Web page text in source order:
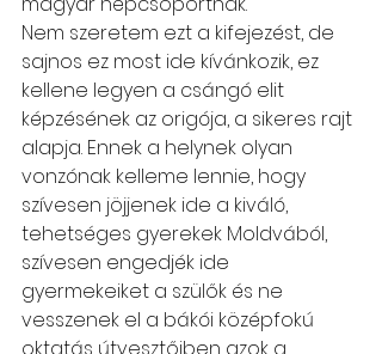
Nem szeretem ezt a kifejezést, de
sajnos ez most ide kívánkozik, ez
kellene legyen a csángó elit
képzésének az origója, a sikeres rajt
alapja. Ennek a helynek olyan
vonzónak kelleme lennie, hogy
szívesen jöjjenek ide a kiváló,
tehetséges gyerekek Moldvából,
szívesen engedjék ide
gyermekeiket a szülők és ne
vesszenek el a bákói középfokú